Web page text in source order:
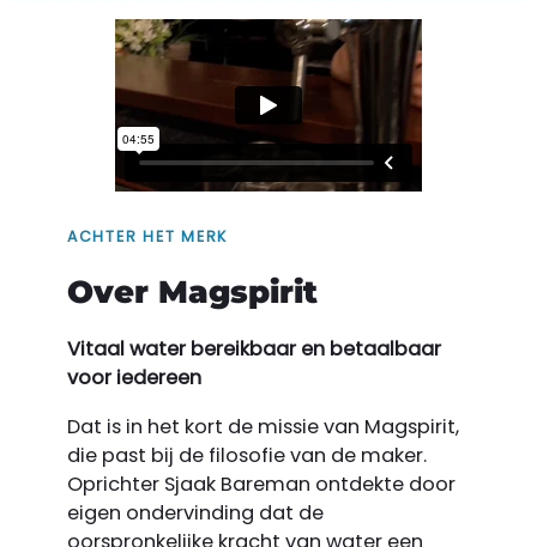
ACHTER HET MERK
Over Magspirit
Vitaal water bereikbaar en betaalbaar
voor iedereen
Dat is in het kort de missie van Magspirit,
die past bij de filosofie van de maker.
Oprichter Sjaak Bareman ontdekte door
eigen ondervinding dat de
oorspronkelijke kracht van water een